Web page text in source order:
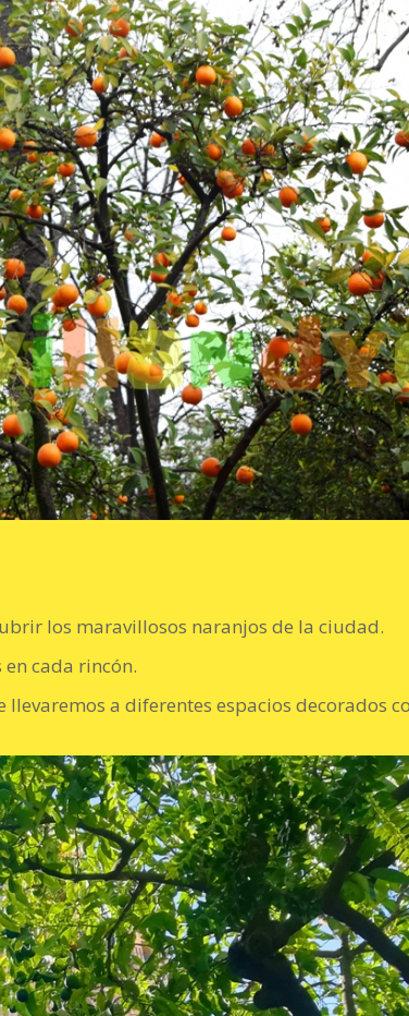
los maravillosos naranjos de la ciudad.
cada rincón.
a diferentes espacios decorados